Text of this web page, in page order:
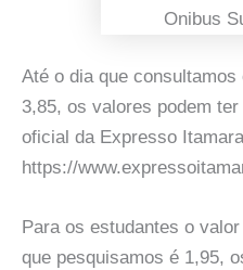
Onibus
Até o dia que
3,85, os valores podem
oficial da Expresso
https://
Para os estudantes o
que pesquisamos é 1,95,